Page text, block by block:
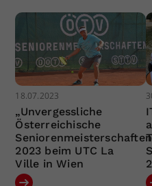
18.07.2023
„Unvergessliche
Österreichische
2023 beim UTC La
Ville in Wien